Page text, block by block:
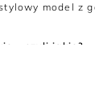
model z
- czyli jakie?
są puchowe